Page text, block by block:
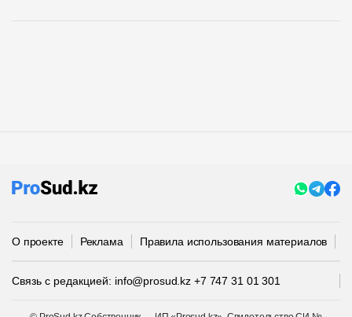
О проекте Реклама Правила использования материалов
Связь с редакцией: info@prosud.kz +7 747 31 01 301